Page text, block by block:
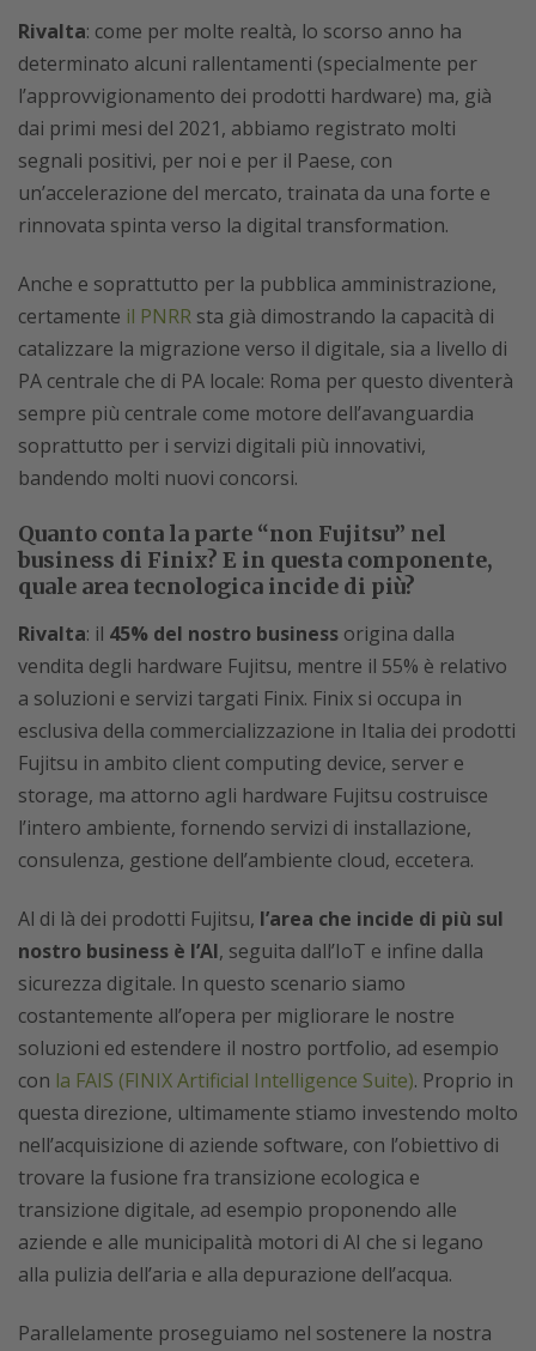
Rivalta: come per molte realtà, lo scorso anno ha
determinato alcuni rallentamenti (specialmente per
l’approvvigionamento dei prodotti hardware) ma, già
dai primi mesi del 2021, abbiamo registrato molti
segnali positivi, per noi e per il Paese, con
un’accelerazione del mercato, trainata da una forte e
rinnovata spinta verso la digital transformation.
Anche e soprattutto per la pubblica amministrazione,
certamente il PNRR sta già dimostrando la capacità di
catalizzare la migrazione verso il digitale, sia a livello di
PA centrale che di PA locale: Roma per questo diventerà
sempre più centrale come motore dell’avanguardia
soprattutto per i servizi digitali più innovativi,
bandendo molti nuovi concorsi.
Quanto conta la parte “non Fujitsu” nel
business di Finix? E in questa componente,
quale area tecnologica incide di più?
Rivalta: il 45% del nostro business origina dalla
vendita degli hardware Fujitsu, mentre il 55% è relativo
a soluzioni e servizi targati Finix. Finix si occupa in
esclusiva della commercializzazione in Italia dei prodotti
Fujitsu in ambito client computing device, server e
storage, ma attorno agli hardware Fujitsu costruisce
l’intero ambiente, fornendo servizi di installazione,
consulenza, gestione dell’ambiente cloud, eccetera.
Al di là dei prodotti Fujitsu, l’area che incide di più sul
nostro business è l’AI, seguita dall’IoT e infine dalla
sicurezza digitale. In questo scenario siamo
costantemente all’opera per migliorare le nostre
soluzioni ed estendere il nostro portfolio, ad esempio
con la FAIS (FINIX Artificial Intelligence Suite). Proprio in
questa direzione, ultimamente stiamo investendo molto
nell’acquisizione di aziende software, con l’obiettivo di
trovare la fusione fra transizione ecologica e
transizione digitale, ad esempio proponendo alle
aziende e alle municipalità motori di AI che si legano
alla pulizia dell’aria e alla depurazione dell’acqua.
Parallelamente proseguiamo nel sostenere la nostra